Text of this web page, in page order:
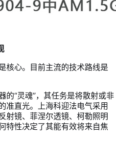
核心。目前主流的技术路线是
的“灵魂”，其任务是将散射或非
准直光。上海科迎法电气采用
射镜、菲涅尔透镜、柯勒照明
特性决定了其能有效将来自焦